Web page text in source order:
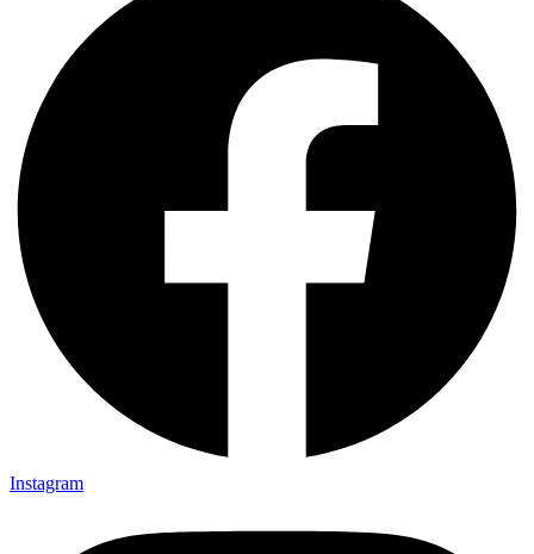
Instagram